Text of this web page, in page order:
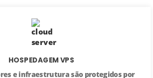
HOSPEDAGEM VPS
e infraestrutura são protegidos por